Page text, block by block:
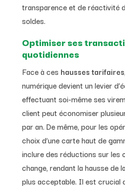
transparence et de réactivité
soldes.
Optimiser ses
quotidiennes
Face à ces hausses tarifaires
numérique devient un levier
effectuant soi-même ses
client peut économiser
par an. De même, pour les
choix d’une carte haut de
inclure des réductions sur les
change, rendant la hausse de
plus acceptable. Il est crucial